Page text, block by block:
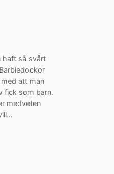
haft så svårt
att man
fick som barn.
medveten